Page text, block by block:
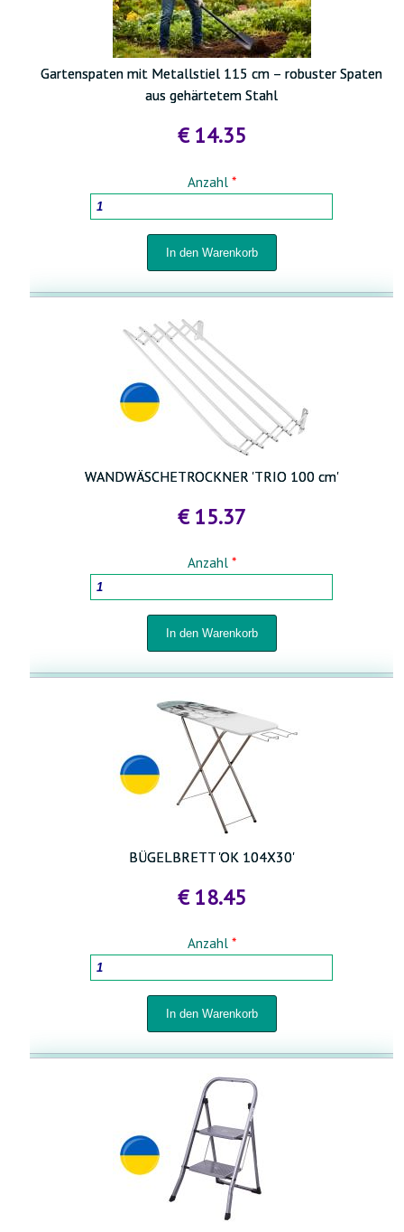
HOLZBEARBEITUNGSMASCHINEN
TÖPFE FÜR PFLANZEN UND UMPFLANZEN
SPRÜHGERÄTE UND BEWÄSSERUNGSSYSTEME
STABMATTENZÄUNE 3D- 2D
BABYARTIKEL UND BABYAUSSTATTUNG
Gartenspaten mit Metallstiel 115 cm – robuster Spaten
aus gehärtetem Stahl
€ 14.35
Anzahl *
WANDWÄSCHETROCKNER 'TRIO 100 cm'
€ 15.37
Anzahl *
BÜGELBRETT 'OK 104X30'
€ 18.45
Anzahl *